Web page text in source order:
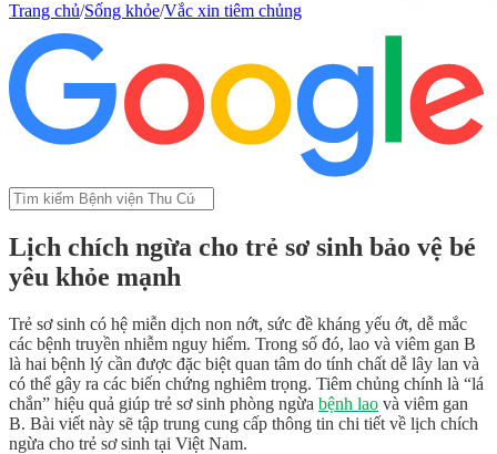
Trang chủ/Sống khỏe/Vắc xin tiêm chủng
Lịch chích ngừa cho trẻ sơ sinh bảo vệ bé
yêu khỏe mạnh
Trẻ sơ sinh có hệ miễn dịch non nớt, sức đề kháng yếu ớt, dễ mắc
các bệnh truyền nhiễm nguy hiểm. Trong số đó, lao và viêm gan B
là hai bệnh lý cần được đặc biệt quan tâm do tính chất dễ lây lan và
có thể gây ra các biến chứng nghiêm trọng. Tiêm chủng chính là “lá
chắn” hiệu quả giúp trẻ sơ sinh phòng ngừa bệnh lao và viêm gan
B. Bài viết này sẽ tập trung cung cấp thông tin chi tiết về lịch chích
ngừa cho trẻ sơ sinh tại Việt Nam.